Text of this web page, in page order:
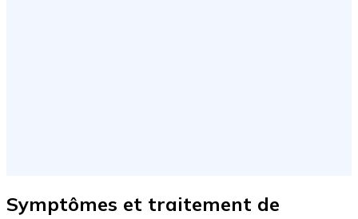
Symptômes et traitement de